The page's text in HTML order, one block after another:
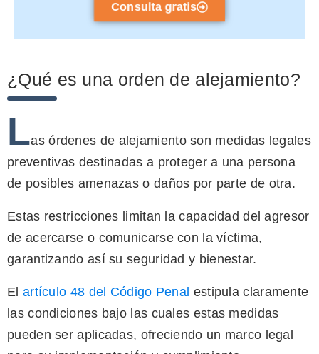
Consulta gratis
¿Qué es una orden de alejamiento?
Las órdenes de alejamiento son medidas legales
preventivas destinadas a proteger a una persona
de posibles amenazas o daños por parte de otra.
Estas restricciones limitan la capacidad del agresor
de acercarse o comunicarse con la víctima,
garantizando así su seguridad y bienestar.
El artículo 48 del Código Penal estipula claramente
las condiciones bajo las cuales estas medidas
pueden ser aplicadas, ofreciendo un marco legal